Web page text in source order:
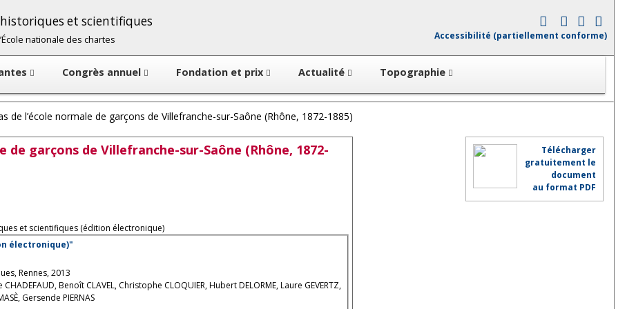
et scientifiques
nationale des chartes Accessibilité (partiellement conforme)
Congrès annuel Fondation et prix Actualité Topographie
de l’école normale de garçons de Villefranche-sur-Saône (Rhône, 1872-1885)
de garçons de Villefranche-sur-Saône (Rhône, 1872-
et scientifiques (édition électronique)
électronique)"
Rennes, 2013
Benoît CLAVEL, Christophe CLOQUIER, Hubert DELORME, Laure GEVERTZ,
Gersende PIERNAS
Télécharger
gratuitement le
document
au format PDF